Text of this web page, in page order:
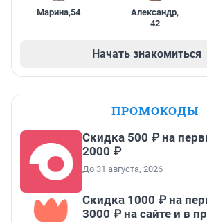
Марина,54 Александр,
42
Начать знакомиться
ПРОМОКОДЫ
Скидка 500 ₽ на
2000 ₽
До 31 августа, 2026
Скидка 1000 ₽ на
3000 ₽ на сайте и в